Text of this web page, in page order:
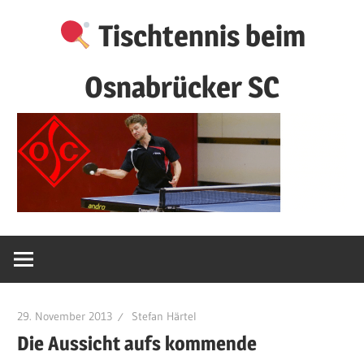
Tischtennis beim
Osnabrücker SC
29. November 2013 Stefan Härtel
Die Aussicht aufs kommende